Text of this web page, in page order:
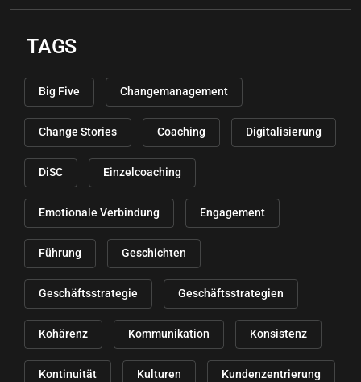
TAGS
Big Five Changemanagement
Change Stories Coaching Digitalisierung
DiSC Einzelcoaching
Emotionale Verbindung Engagement
Führung Geschichten
Geschäftsstrategie Geschäftsstrategien
Kohärenz Kommunikation Konsistenz
Kontinuität Kulturen Kundenzentrierung